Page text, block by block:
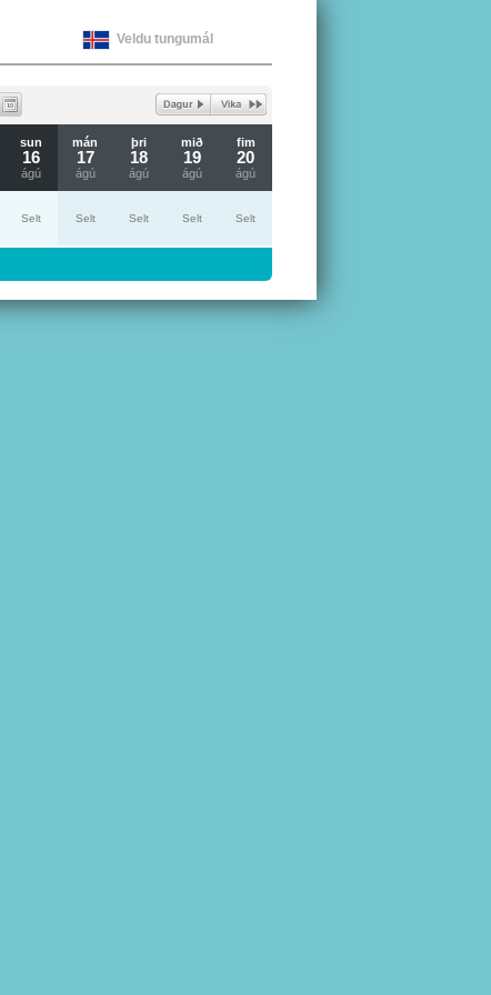
Veldu tungumál
sun
16
ágú
mán
17
ágú
þri
18
ágú
mið
19
ágú
fim
20
ágú
Selt Selt Selt Selt Selt